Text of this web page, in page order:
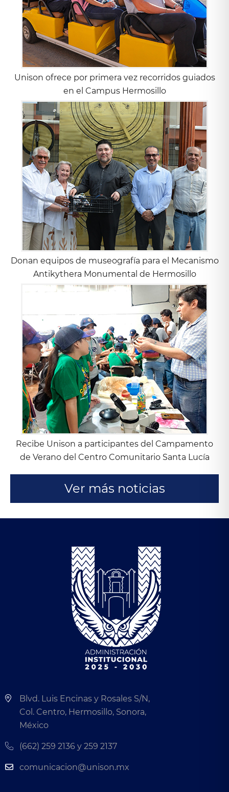
Unison ofrece por primera vez recorridos guiados
en el Campus Hermosillo
Donan equipos de museografía para el Mecanismo
Antikythera Monumental de Hermosillo
Recibe Unison a participantes del Campamento
de Verano del Centro Comunitario Santa Lucía
Ver más noticias
Blvd. Luis Encinas y Rosales S/N,
Col. Centro, Hermosillo, Sonora,
México
(662) 259 2136 y 259 2137
comunicacion@unison.mx